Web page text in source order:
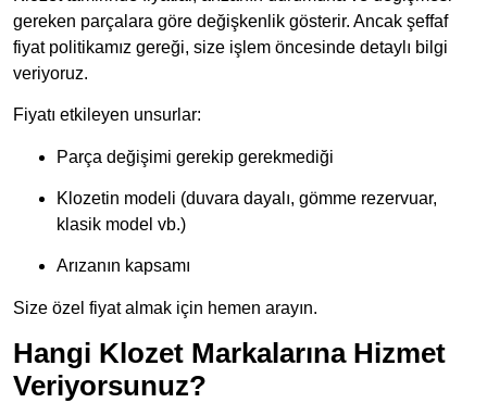
gereken parçalara göre değişkenlik gösterir. Ancak şeffaf
fiyat politikamız gereği, size işlem öncesinde detaylı bilgi
veriyoruz.
Fiyatı etkileyen unsurlar:
Parça değişimi gerekip gerekmediği
Klozetin modeli (duvara dayalı, gömme rezervuar,
klasik model vb.)
Arızanın kapsamı
Size özel fiyat almak için hemen arayın.
Hangi Klozet Markalarına Hizmet
Veriyorsunuz?